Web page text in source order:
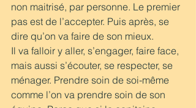
non maitrisé, par personne. Le premier
pas est de l’accepter. Puis après, se
dire qu’on va faire de son mieux.
Il va falloir y aller, s’engager, faire face,
mais aussi s’écouter, se respecter, se
ménager. Prendre soin de soi-même
comme l’on va prendre soin de son